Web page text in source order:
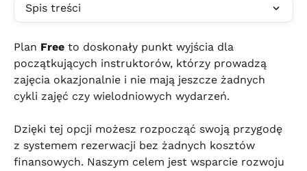
Spis treści
Plan Free to doskonały punkt wyjścia dla
początkujących instruktorów, którzy prowadzą
zajęcia okazjonalnie i nie mają jeszcze żadnych
cykli zajęć czy wielodniowych wydarzeń.
Dzięki tej opcji możesz rozpocząć swoją przygodę
z systemem rezerwacji bez żadnych kosztów
finansowych. Naszym celem jest wsparcie rozwoju